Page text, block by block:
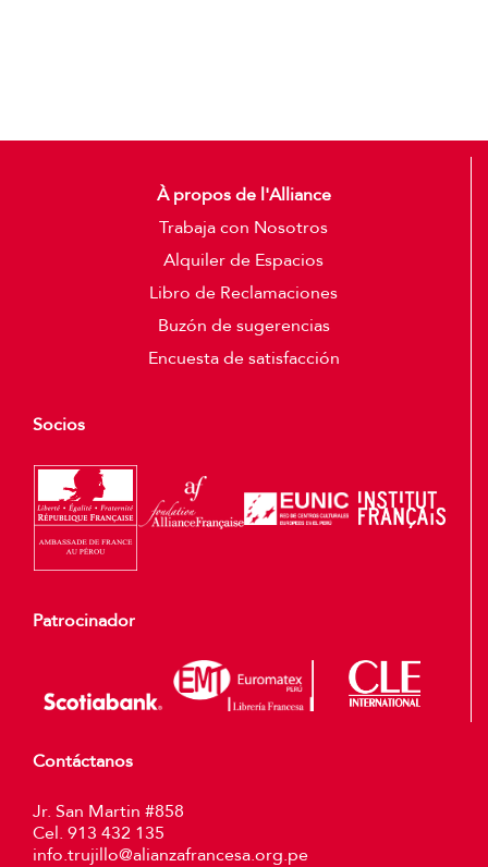
À propos de l'Alliance
Trabaja con Nosotros
Alquiler de Espacios
Libro de Reclamaciones
Buzón de sugerencias
Encuesta de satisfacción
Socios
Patrocinador
Contáctanos
Jr. San Martin #858
Cel. 913 432 135
info.trujillo@alianzafrancesa.org.pe